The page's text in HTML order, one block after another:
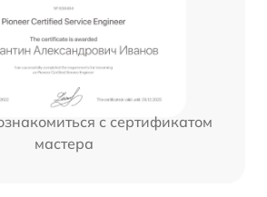
с сертификатом
мастера